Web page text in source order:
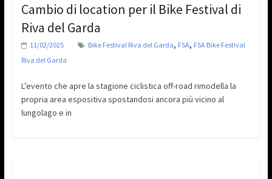
Cambio di location per il Bike Festival di
Riva del Garda
11/02/2025 Bike Festival Riva del Garda, FSA, FSA Bike Festival
Riva del Garda
L’evento che apre la stagione ciclistica off-road rimodella la
propria area espositiva spostandosi ancora più vicino al
lungolago e in